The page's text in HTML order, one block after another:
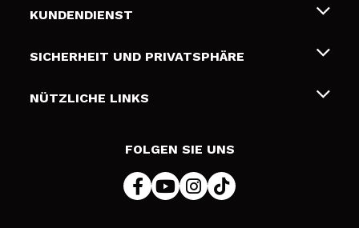
Über uns
Geschenkkarten
KUNDENDIENST
Liefer- und Versandkosten
Zahlung
SICHERHEIT UND PRIVATSPHÄRE
Bedingungen und Datenschutz
NÜTZLICHE LINKS
FOLGEN SIE UNS